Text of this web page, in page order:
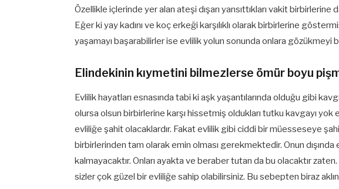
Özellikle içlerinde yer alan ateşi dışarı yansıttıkları vakit
Eğer ki yay kadını ve koç erkeği karşılıklı olarak birbirlerine
yaşamayı başarabilirler ise evlilik yolun sonunda onlara gözükmeyi
Elindekinin kıymetini bilmezlerse ömür boyu
Evlilik hayatları esnasında tabi ki aşk yaşantılarında olduğu gibi
olursa olsun birbirlerine karşı hissetmiş oldukları tutku kavgayı
evliliğe şahit olacaklardır. Fakat evlilik gibi ciddi bir müesseseye
birbirlerinden tam olarak emin olması gerekmektedir. Onun
kalmayacaktır. Onları ayakta ve beraber tutan da bu olacaktır
sizler çok güzel bir evliliğe sahip olabilirsiniz. Bu sebepten biraz